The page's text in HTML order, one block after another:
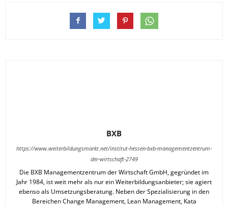
BXB
https://www.weiterbildungsmarkt.net/institut-hessen-bxb-managementzentrum-
der-wirtschaft-2749
Die BXB Managementzentrum der Wirtschaft GmbH, gegründet im
Jahr 1984, ist weit mehr als nur ein Weiterbildungsanbieter; sie agiert
ebenso als Umsetzungsberatung. Neben der Spezialisierung in den
Bereichen Change Management, Lean Management, Kata